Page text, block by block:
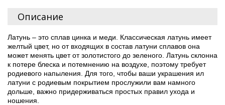
Описание
Латунь – это сплав цинка и меди. Классическая латунь имеет
желтый цвет, но от входящих в состав латуни сплавов она
может менять цвет от золотистого до зеленого. Латунь склонна
к потере блеска и потемнению на воздухе, поэтому требует
родиевого напыления. Для того, чтобы ваши украшения ил
латуни с родиевым покрытием прослужили вам намного
дольше, важно придерживаться простых правил ухода и
ношения.